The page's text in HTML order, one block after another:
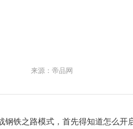
来源： 帝品网
钢铁之路模式，首先得知道怎么开